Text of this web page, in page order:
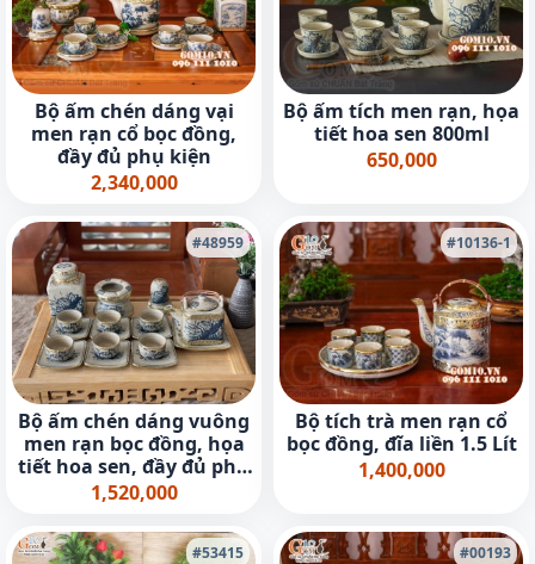
Bộ ấm chén dáng vại
men rạn cổ bọc đồng,
đầy đủ phụ kiện
2,340,000
Bộ ấm tích men rạn, họa
tiết hoa sen 800ml
650,000
#48959
Bộ ấm chén dáng vuông
men rạn bọc đồng, họa
tiết hoa sen, đầy đủ phụ
kiện
1,520,000
#10136-1
Bộ tích trà men rạn cổ
bọc đồng, đĩa liền 1.5 Lít
1,400,000
#53415 #00193